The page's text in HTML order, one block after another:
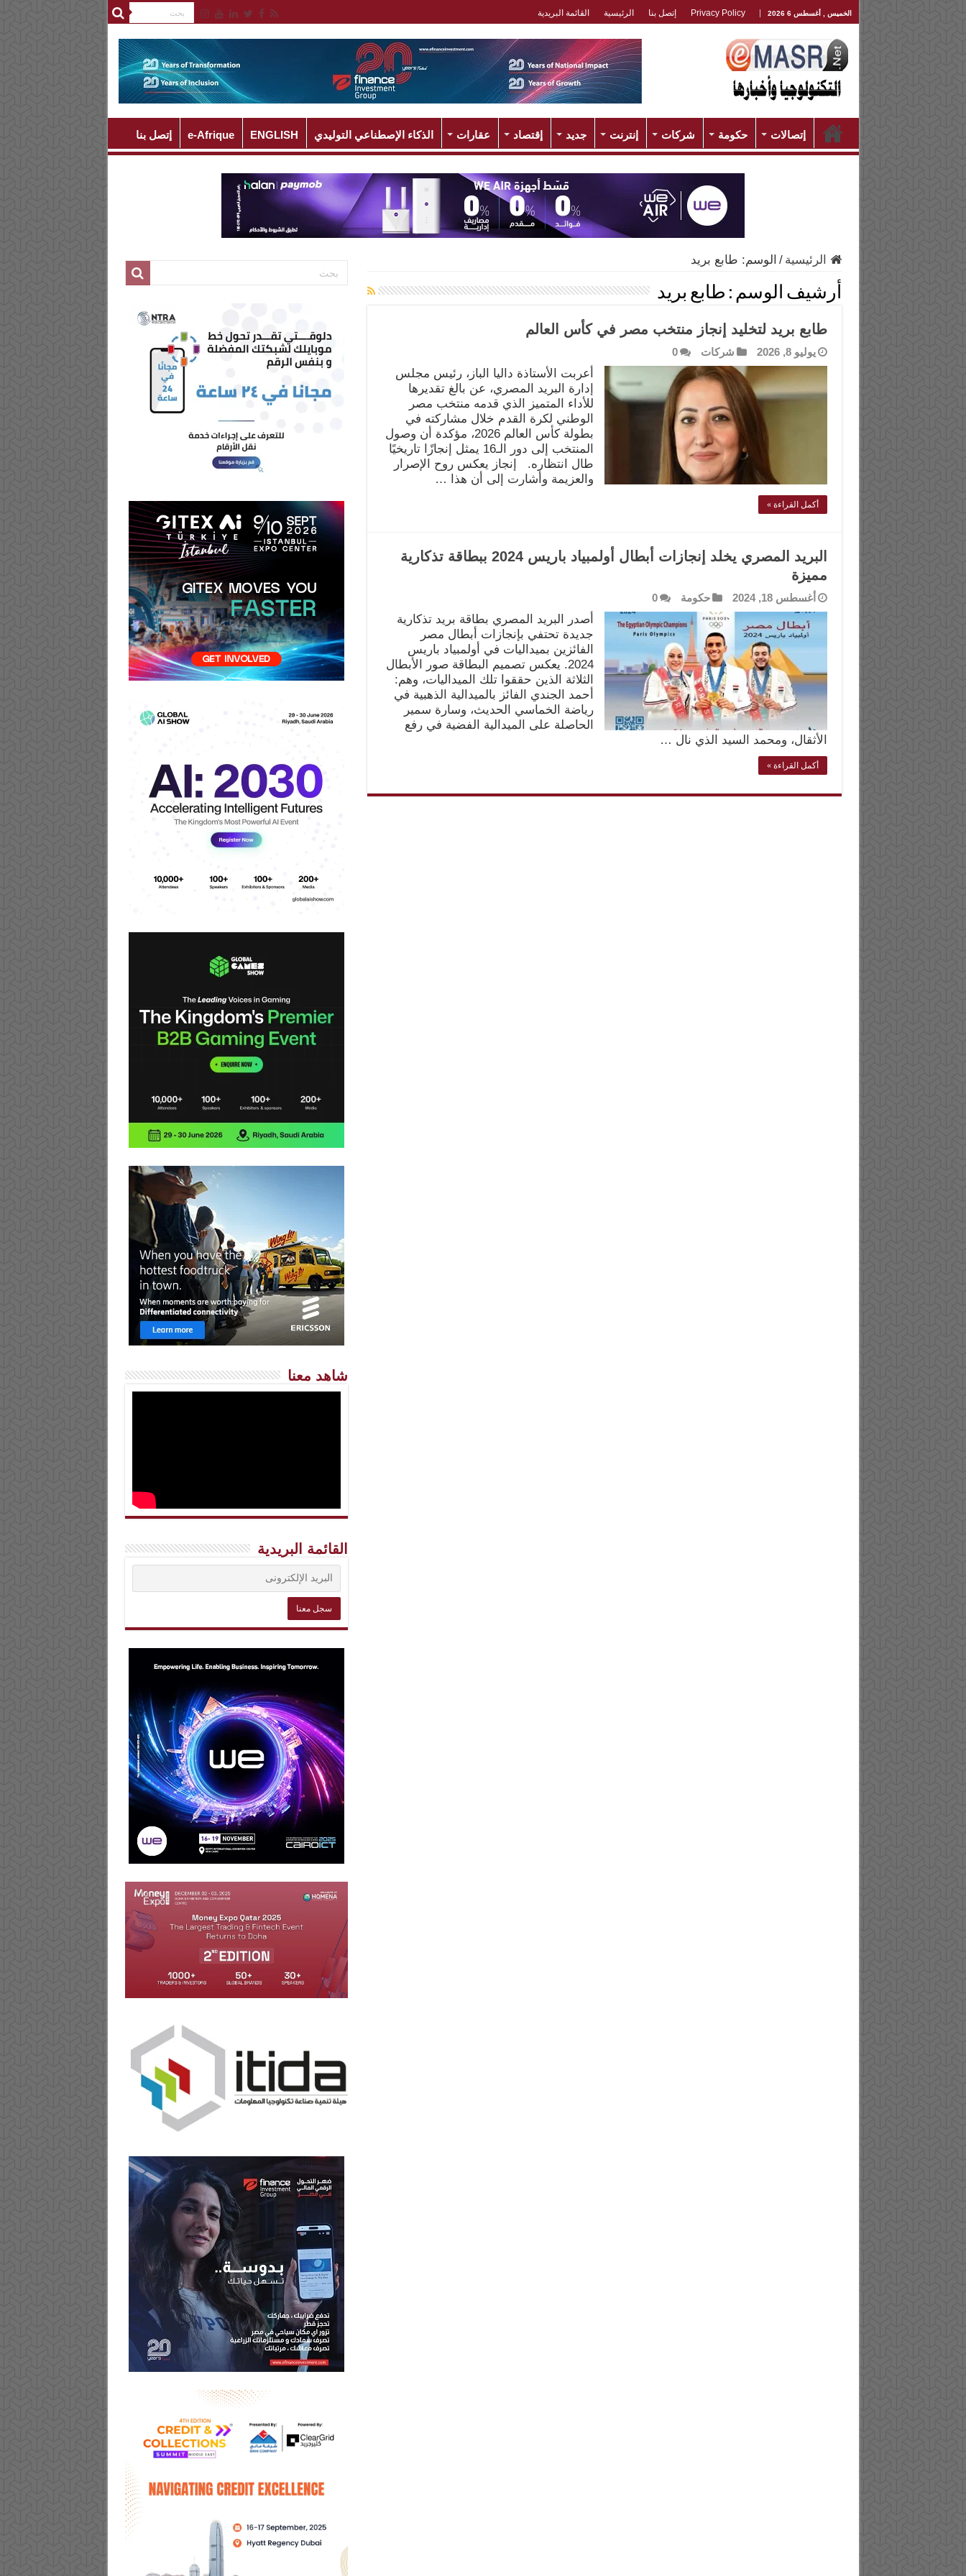
الخميس , أغسطس 6 2026 Privacy Policy إتصل بنا الرئيسية القائمة البريدية
إتصالات حكومة شركات إنترنت جديد إقتصاد عقارات الذكاء الإصطناعي التوليدي ENGLISH
e-Afrique إتصل بنا
الرئيسية / الوسم: طابع بريد
أرشيف الوسم : طابع بريد
طابع بريد لتخليد إنجاز منتخب مصر في كأس العالم
يوليو 8, 2026 شركات 0
أعربت الأستاذة داليا الباز، رئيس مجلس
إدارة البريد المصري، عن بالغ تقديرها
للأداء المتميز الذي قدمه منتخب مصر
الوطني لكرة القدم خلال مشاركته في
بطولة كأس العالم 2026، مؤكدة أن وصول
المنتخب إلى دور الـ16 يمثل إنجازًا تاريخيًا
طال انتظاره. إنجاز يعكس روح الإصرار
والعزيمة وأشارت إلى أن هذا …
أكمل القراءة »
البريد المصري يخلد إنجازات أبطال أولمبياد باريس 2024 ببطاقة تذكارية
مميزة
أغسطس 18, 2024 حكومة 0
أصدر البريد المصري بطاقة بريد تذكارية
جديدة تحتفي بإنجازات أبطال مصر
الفائزين بميداليات في أولمبياد باريس
2024. يعكس تصميم البطاقة صور الأبطال
الثلاثة الذين حققوا تلك الميداليات، وهم:
أحمد الجندي الفائز بالميدالية الذهبية في
رياضة الخماسي الحديث، وسارة سمير
الحاصلة على الميدالية الفضية في رفع
الأثقال، ومحمد السيد الذي نال …
أكمل القراءة »
شاهد معنا
القائمة البريدية